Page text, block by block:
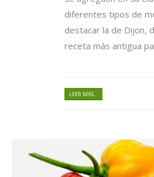
diferentes tipos de
destacar la de Dijon,
receta más antigua
LEER MÁS...